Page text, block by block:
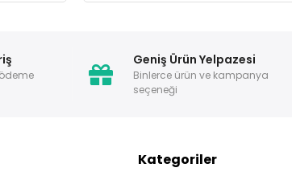
Geniş Ürün Yelpazesi
Binlerce ürün ve kampanya
seçeneği
Kategoriler